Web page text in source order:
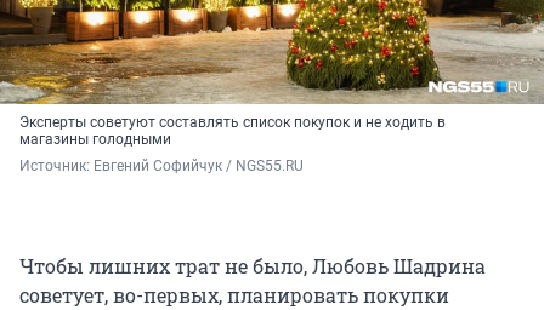
Эксперты советуют составлять список покупок и не ходить в
магазины голодными
Источник: Евгений Софийчук / NGS55.RU
Чтобы лишних трат не было, Любовь Шадрина
советует, во-первых,планировать покупки